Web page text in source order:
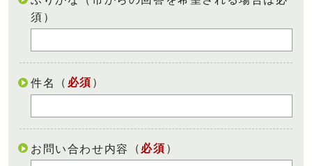
須）
件名 （ 必須 ）
お問い合わせ内容 （ 必須 ）